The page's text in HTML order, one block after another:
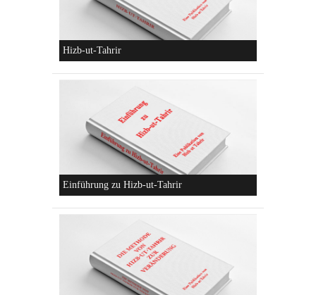
Die parteiliche Blockbildung
Konzeptionen von Hizb-ut-Tahrir